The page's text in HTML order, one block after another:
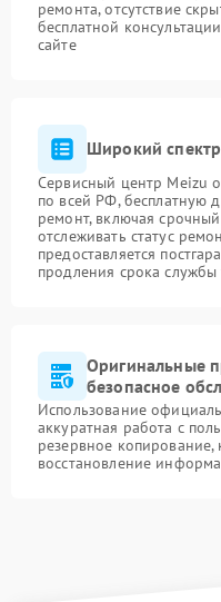
ремонта, отсутствие
бесплатной
сайте
Широкий спектр
Сервисный центр Meizu
по всей РФ, бесплатную
ремонт, включая
отслеживать статус
предоставляется
продления срока службы
Оригинальные
безопасное
Использование
аккуратная работа с
резервное
восстановление